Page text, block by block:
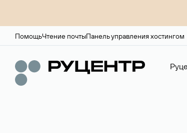
ПомощьЧтение почтыПанель управления хостингом